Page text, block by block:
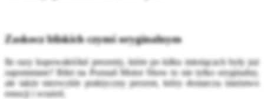
Zaskocz bliskich czymś oryginalnym
Ile razy kupowałeś/łaś prezenty, które po kilku miesiącach były już
zapomniane? Bilet na Poznań Motor Show to nie tylko oryginalny,
ale także niezwykle praktyczny prezent, który dostarcza mnóstwo
emocji i wrażeń.